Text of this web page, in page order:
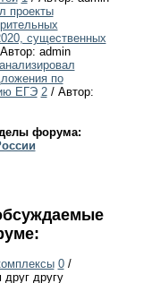
проекты
существенных
admin
по
ЕГЭ 2/ Автор:
форума:
0/
другу